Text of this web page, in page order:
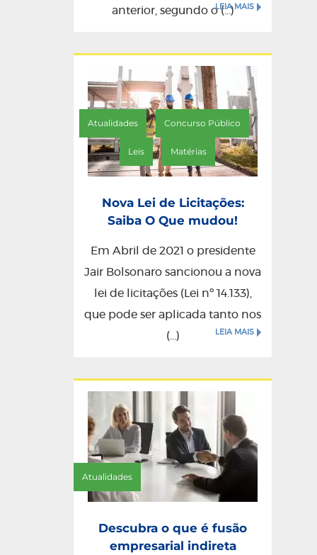
anterior, segundo o (...)LEIA MAIS
Atualidades / Concurso Público /
Leis / Matérias
Nova Lei de Licitações:
Saiba O Que mudou!
Em Abril de 2021 o presidente
Jair Bolsonaro sancionou a nova
lei de licitações (Lei nº 14.133),
que pode ser aplicada tanto nos
(...)
LEIA MAIS
Atualidades
Descubra o que é fusão
empresarial indireta